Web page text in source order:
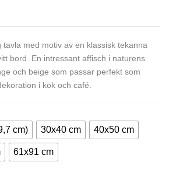
tavla med motiv av en klassisk tekanna
bord. En intressant affisch i naturens
och beige som passar perfekt som
i kök och café.
cm) 30x40 cm 40x50 cm
61x91 cm